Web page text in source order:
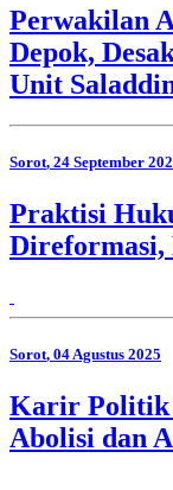
Perwakilan
Depok,
Unit
Sorot, 24 September
Praktisi
Direformasi,
Sorot, 04 Agustus 2025
Karir Politik
Abolisi dan